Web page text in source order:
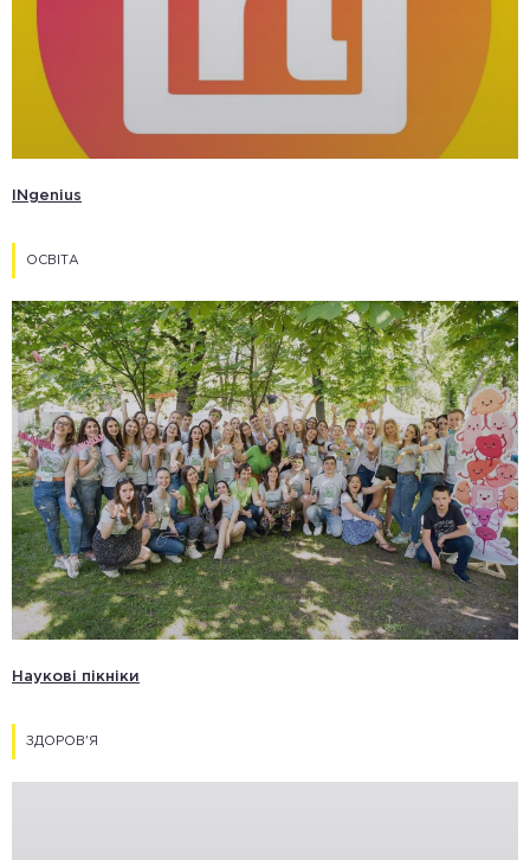
INgenius
ОСВІТА
Наукові пікніки
ЗДОРОВ'Я